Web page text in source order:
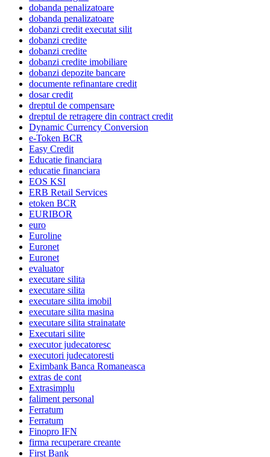
dobanda penalizatoare
dobanda penalizatoare
dobanzi credit executat silit
dobanzi credite
dobanzi credite
dobanzi credite imobiliare
dobanzi depozite bancare
documente refinantare credit
dosar credit
dreptul de compensare
dreptul de retragere din contract credit
Dynamic Currency Conversion
e-Token BCR
Easy Credit
Educatie financiara
educatie financiara
EOS KSI
ERB Retail Services
etoken BCR
EURIBOR
euro
Euroline
Euronet
Euronet
evaluator
executare silita
executare silita
executare silita imobil
executare silita masina
executare silita strainatate
Executari silite
executor judecatoresc
executori judecatoresti
Eximbank Banca Romaneasca
extras de cont
Extrasimplu
faliment personal
Ferratum
Ferratum
Finopro IFN
firma recuperare creante
First Bank